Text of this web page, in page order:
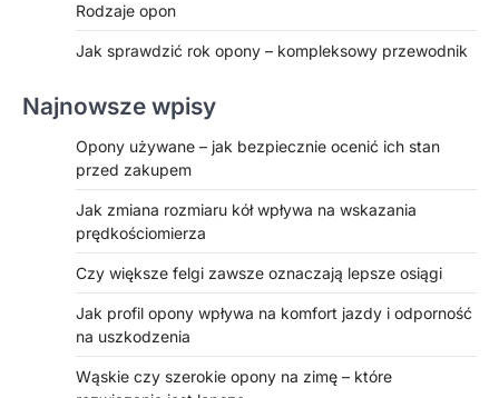
Rodzaje opon
Jak sprawdzić rok opony – kompleksowy przewodnik
Najnowsze wpisy
Opony używane – jak bezpiecznie ocenić ich stan
przed zakupem
Jak zmiana rozmiaru kół wpływa na wskazania
prędkościomierza
Czy większe felgi zawsze oznaczają lepsze osiągi
Jak profil opony wpływa na komfort jazdy i odporność
na uszkodzenia
Wąskie czy szerokie opony na zimę – które